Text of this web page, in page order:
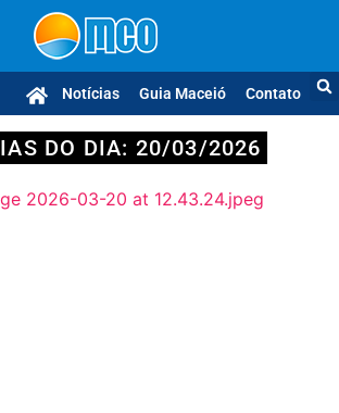
Notícias Guia Maceió Contato
DO DIA: 20/03/2026